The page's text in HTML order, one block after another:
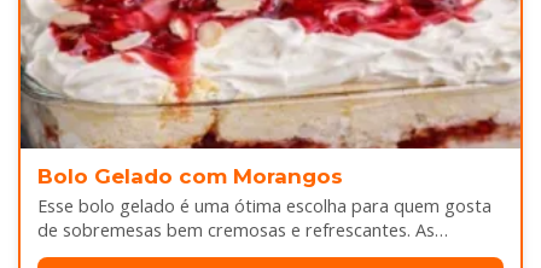
Bolo Gelado com Morangos
Esse bolo gelado é uma ótima escolha para quem gosta
de sobremesas bem cremosas e refrescantes. As
camadas de massa…